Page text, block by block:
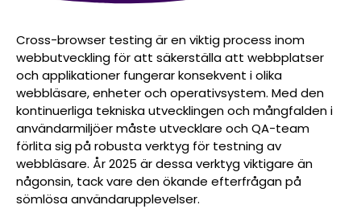
Cross-browser testing är en viktig process inom
webbutveckling för att säkerställa att webbplatser
och applikationer fungerar konsekvent i olika
webbläsare, enheter och operativsystem. Med den
kontinuerliga tekniska utvecklingen och mångfalden i
användarmiljöer måste utvecklare och QA-team
förlita sig på robusta verktyg för testning av
webbläsare. År 2025 är dessa verktyg viktigare än
någonsin, tack vare den ökande efterfrågan på
sömlösa användarupplevelser.